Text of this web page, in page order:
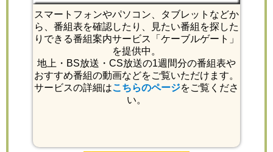
スマートフォンやパソコン、タブレットなどか
ら、番組表を確認したり、見たい番組を探した
りできる番組案内サービス「ケーブルゲート」
を提供中。
地上・BS放送・CS放送の1週間分の番組表や
おすすめ番組の動画などをご覧いただけます。
サービスの詳細はこちらのページをご覧くださ
い。